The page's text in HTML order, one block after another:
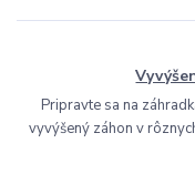
Pripravte sa na
vyvýšený záhon v